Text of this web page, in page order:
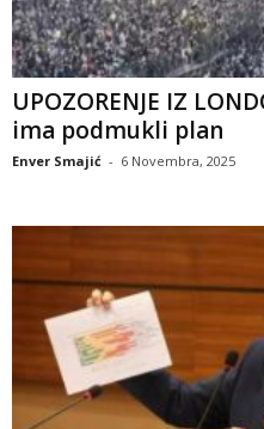
UPOZORENJE IZ
ima podmukli plan
Enver Smajić - 6 Novembra, 2025